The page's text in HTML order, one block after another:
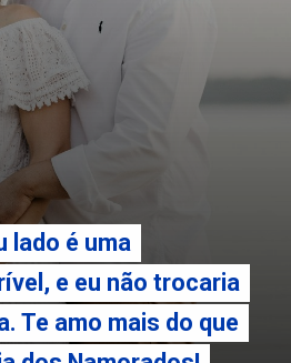
lado é uma
e eu não trocaria
Te amo mais do que
lado é uma
e eu não trocaria
Te amo mais do que